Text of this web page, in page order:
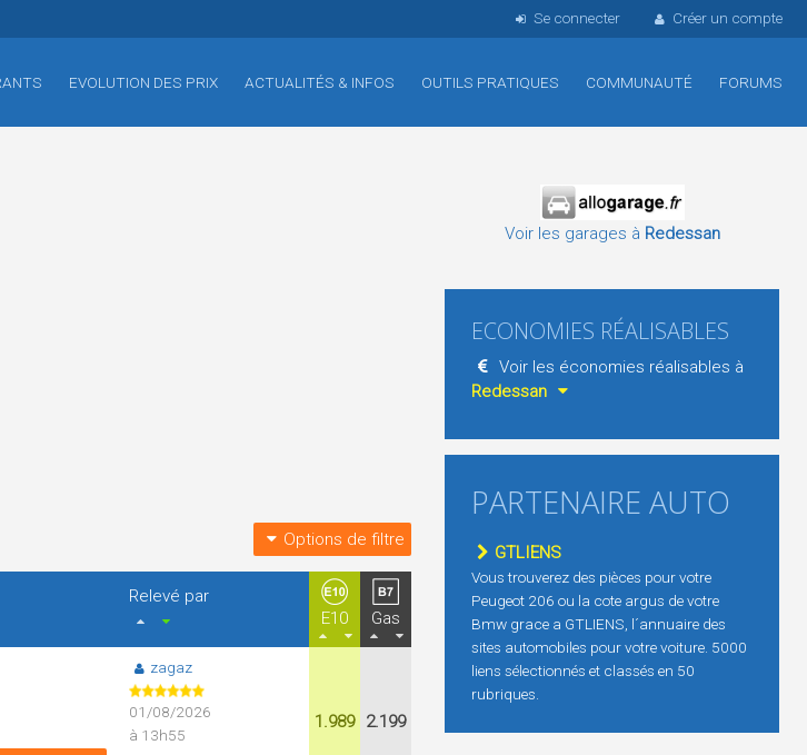
Se connecter Créer un compte
EVOLUTION DES PRIX ACTUALITÉS & INFOS OUTILS PRATIQUES COMMUNAUTÉ FORUMS
Options de filtre
Relevé par
E10
Gas
zagaz
01/08/2026
à 13h55
1.989 2.199
Voir les garages à Redessan
ECONOMIES RÉALISABLES
Voir les économies réalisables à
Redessan
PARTENAIRE AUTO
GTLIENS
Vous trouverez des pièces pour votre
Peugeot 206 ou la cote argus de votre
Bmw grace a GTLIENS, l´annuaire des
sites automobiles pour votre voiture. 5000
liens sélectionnés et classés en 50
rubriques.